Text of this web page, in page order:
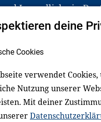
Jugendliche in
große
sowie an
und andere
Dafür
Verbänden,
deine
Cookies
verwendet
Nutzung unserer
Mit deiner